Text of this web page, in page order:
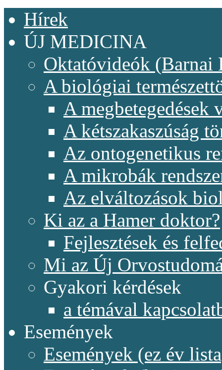
Hírek
ÚJ MEDICINA
Oktatóvideók (Barnai
A biológiai
A megbetegedések
A kétszakaszúság
Az ontogenetikus
A mikrobák
Az elváltozások
Ki az a Hamer doktor?
Fejlesztések és
Mi az Új
Gyakori kérdések
a témával
Események
Események (ez év